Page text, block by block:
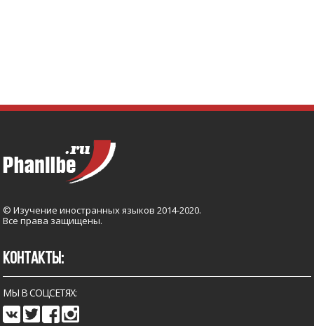
© Изучение иностранных языков 2014-2020.
Все права защищены.
КОНТАКТЫ:
МЫ В СОЦСЕТЯХ: